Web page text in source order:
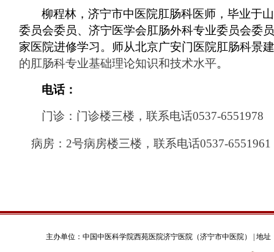
柳程林，济宁市中医院肛肠科医师，毕业于
委员会委员、济宁医学会肛肠外科专业委员会委
家医院进修学习。师从北京广安门医院肛肠科景
的肛肠科专业基础理论知识和技术水平。
电话：
门诊：门诊楼三楼，联系电话0537-6551978
病房： 2号病房楼三楼，联系电话0537-6551961
主办单位：中国中医科学院西苑医院济宁医院（济宁市中医院） | 地址